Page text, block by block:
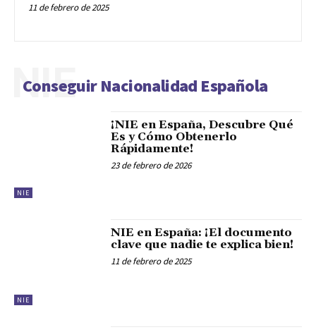
11 de febrero de 2025
Conseguir Nacionalidad Española
NIE
NIE
¡NIE en España, Descubre Qué
Es y Cómo Obtenerlo
Rápidamente!
23 de febrero de 2026
NIE
NIE en España: ¡El documento
clave que nadie te explica bien!
11 de febrero de 2025